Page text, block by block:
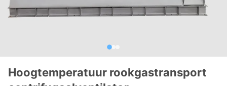
Hoogtemperatuur rookgastransport